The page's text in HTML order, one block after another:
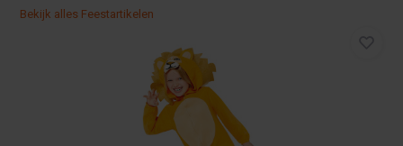
Bekijk alles Feestartikelen